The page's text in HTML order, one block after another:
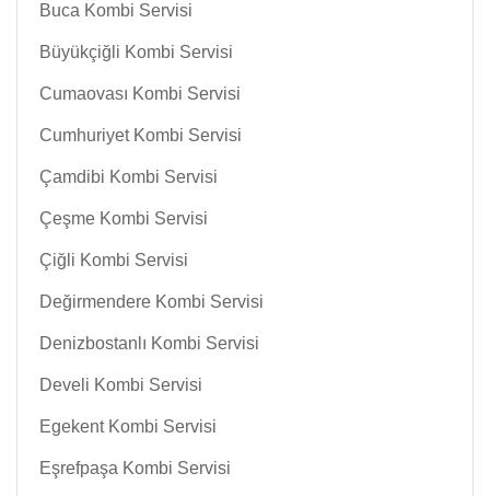
Buca Kombi Servisi
Büyükçiğli Kombi Servisi
Cumaovası Kombi Servisi
Cumhuriyet Kombi Servisi
Çamdibi Kombi Servisi
Çeşme Kombi Servisi
Çiğli Kombi Servisi
Değirmendere Kombi Servisi
Denizbostanlı Kombi Servisi
Develi Kombi Servisi
Egekent Kombi Servisi
Eşrefpaşa Kombi Servisi